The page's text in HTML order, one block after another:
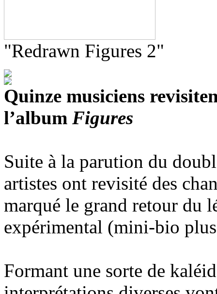
"Redrawn Figures 2"
Quinze musiciens
l’album Figures
Suite à la parution du
artistes ont revisité des
marqué le grand retour du
expérimental (mini-bio
Formant une sorte de